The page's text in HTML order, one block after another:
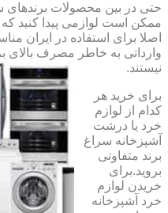
حتی در بین محصولات برندهای
ممکن است لوازمی پیدا کنید که
اصلا برای استفاده در ایران
وارداتی به خاطر مصرف بالای
نیستند.
برای خرید هر
کدام از لوازم
خرد یا درشت
آشپزخانه سراغ
برند متفاوتی
بروید.برای
خریدن لوازم
خرد آشپزخانه